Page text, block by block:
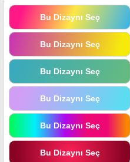
Bu Dizaynı Seç
Bu Dizaynı Seç
Bu Dizaynı Seç
Bu Dizaynı Seç
Bu Dizaynı Seç
Bu Dizaynı Seç